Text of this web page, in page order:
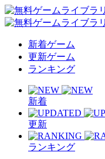
新着ゲーム
更新ゲーム
ランキング
新着
更新
ランキング